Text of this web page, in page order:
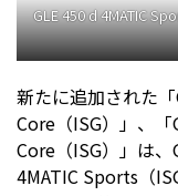
GLE 450 d 4MATIC
新たに追加された
Core（ISG）」、
Core（ISG）」は
4MATIC Sports（